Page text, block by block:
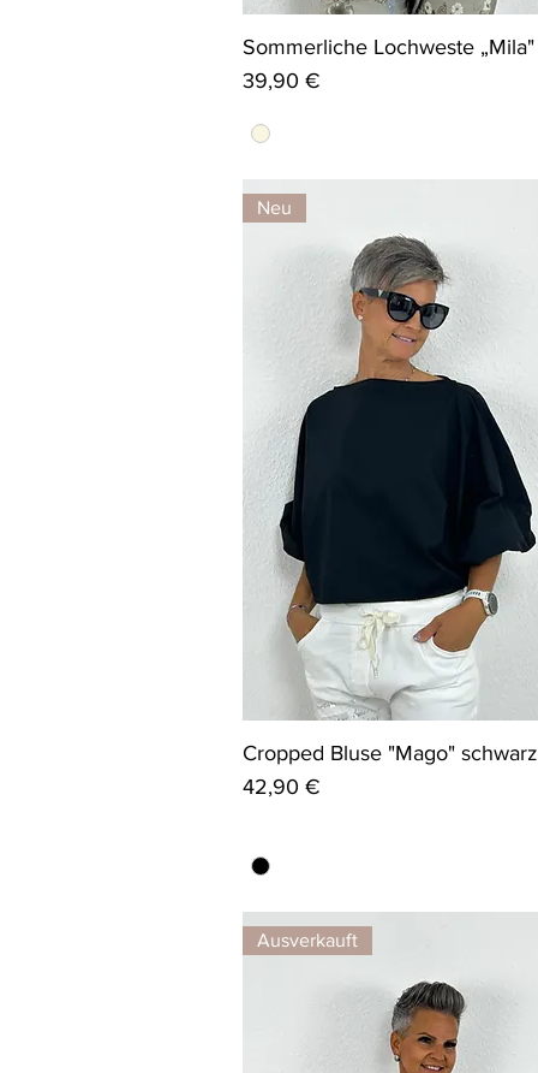
Sommerliche Lochweste
Preis
39,90 €
Neu
Cropped Bluse "Mago" schwarz
Preis
42,90 €
Ausverkauft